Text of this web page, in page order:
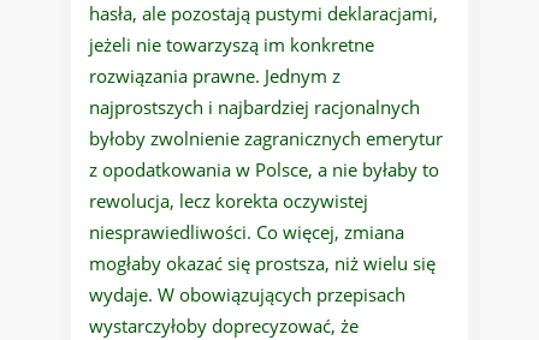
hasła, ale pozostają pustymi deklaracjami,
jeżeli nie towarzyszą im konkretne
rozwiązania prawne. Jednym z
najprostszych i najbardziej racjonalnych
byłoby zwolnienie zagranicznych emerytur
z opodatkowania w Polsce, a nie byłaby to
rewolucja, lecz korekta oczywistej
niesprawiedliwości. Co więcej, zmiana
mogłaby okazać się prostsza, niż wielu się
wydaje. W obowiązujących przepisach
wystarczyłoby doprecyzować, że